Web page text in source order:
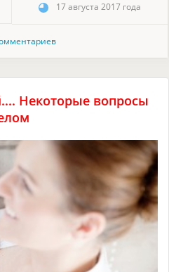
17 августа 2017 года
Некоторые вопросы